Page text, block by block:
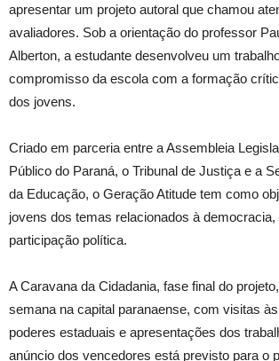
apresentar um projeto autoral que chamou
avaliadores. Sob a orientação do professor
Alberton, a estudante desenvolveu um
compromisso da escola com a formação
dos jovens.
Criado em parceria entre a Assembleia
Público do Paraná, o Tribunal de Justiça e a
da Educação, o Geração Atitude tem como
jovens dos temas relacionados à democracia,
participação política.
A Caravana da Cidadania, fase final do
semana na capital paranaense, com visitas
poderes estaduais e apresentações dos
anúncio dos vencedores está previsto para o